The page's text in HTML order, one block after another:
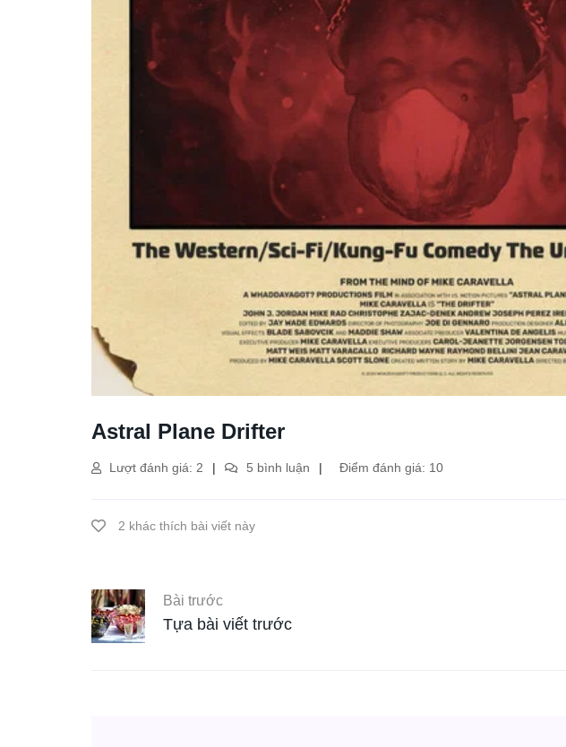
Astral Plane Drifter
Lượt đánh giá: 2 5 bình luận Điểm đánh giá: 10
2 khác thích bài viết này
Bài trước
Tựa bài viết trước